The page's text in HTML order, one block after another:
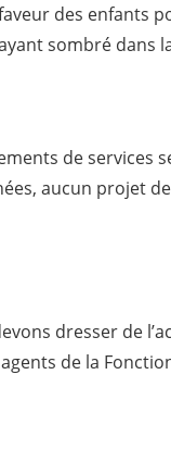
des enfants
sombré dans
de services
aucun projet
dresser de
de la